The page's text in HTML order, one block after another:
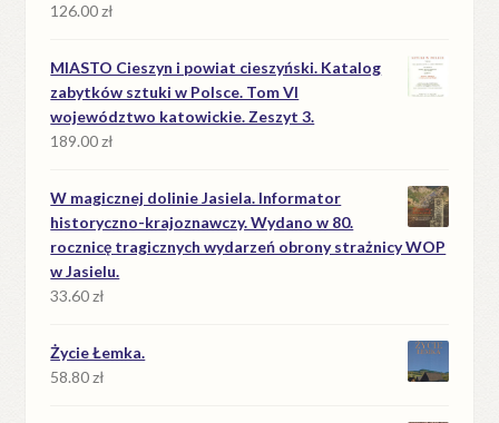
126.00zł
MIASTO Cieszyn i powiat cieszyński. Katalog
zabytków sztuki w Polsce. Tom VI
województwo katowickie. Zeszyt 3.
189.00zł
W magicznej dolinie Jasiela. Informator
historyczno-krajoznawczy. Wydano w 80.
rocznicę tragicznych wydarzeń obrony strażnicy WOP
w Jasielu.
33.60zł
Życie Łemka.
58.80zł